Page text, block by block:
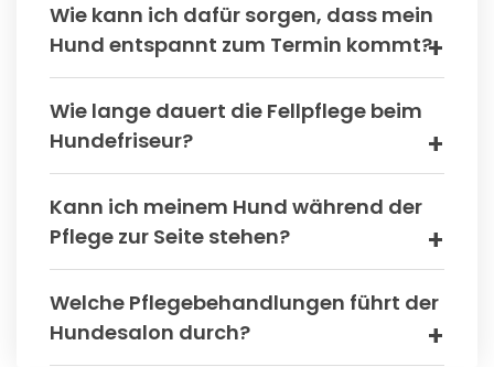
Wie kann ich dafür sorgen, dass mein
Hund entspannt zum Termin kommt?
Wie lange dauert die Fellpflege beim
Hundefriseur?
Kann ich meinem Hund während der
Pflege zur Seite stehen?
Welche Pflegebehandlungen führt der
Hundesalon durch?